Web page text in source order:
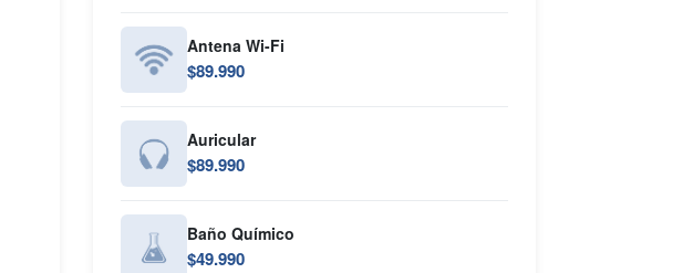
Antena Wi-Fi
$89.990
Auricular
$89.990
Baño Químico
$49.990